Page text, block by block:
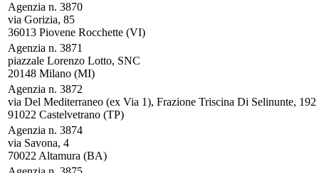
Agenzia n. 3870
via Gorizia, 85
36013 Piovene Rocchette (VI)
Agenzia n. 3871
piazzale Lorenzo Lotto, SNC
20148 Milano (MI)
Agenzia n. 3872
via Del Mediterraneo (ex Via 1), Frazione Triscina Di Selinunte, 192
91022 Castelvetrano (TP)
Agenzia n. 3874
via Savona, 4
70022 Altamura (BA)